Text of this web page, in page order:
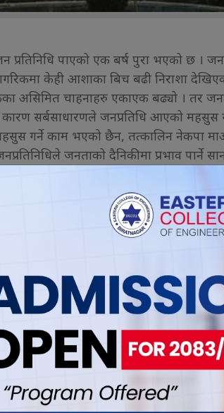
प्रतिनिधि पाएको एक बर्ष पुरा भएको छ ।
केही आशाका बिच बढी निराशा
असिमित चाहनाहरु एकाएक बढ्यो । तर
सर्बसाधारणले जनप्रतिधि आएको महसुस
गर्ने काम भएको छैन, तत्कालिन नेकपा
जनताको दैनिकीमा प्रभाव पार्ने
जनप्रतिनिधिहरु आलोचिन हुन थालेको
आएपछि देखिने गरि काम हुन नसक्नु
विनोद ढकालले बताए । विराटनगरको
। जनप्रतिनिधि आएपनि जनताले हिजा जस्तो
उनको भनाई छ ।
भीम पराजुली सिमित श्रोत र साधनका